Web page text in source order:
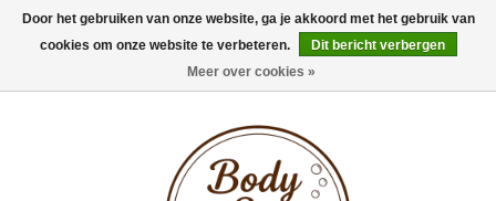
0 Artikelen - €0,00
Door het gebruiken van onze website, ga je akkoord met het gebruik van
cookies om onze website te verbeteren.
Dit bericht verbergen
Meer over cookies »